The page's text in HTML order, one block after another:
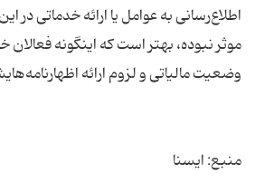
اطلاع‌رسانی به عوامل یا ارائه خدماتی در
موثر نبوده، بهتر است که اینگونه
منبع: ایسنا